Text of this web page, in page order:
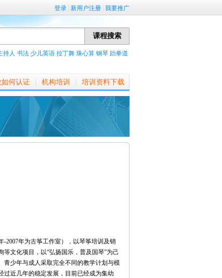
登录 新用户注册 我要推广
持人 书法 少儿英语 拉丁舞 珠心算 钢琴 跆拳道
培训资料下载
机构培训
何认证
-2007年为古筝工作室），以琴筝培训及销
文化项目，以“弘扬国乐，普及国琴”为己
青少年与成人采取完全不同的教学计划与模
过近几年的稳定发展，目前已经成为集幼